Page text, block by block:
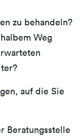
zu behandeln?
Weg
auf die Sie
Beratungsstelle